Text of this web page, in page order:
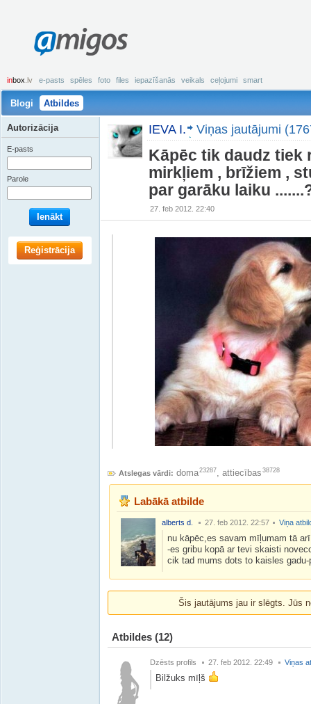
amigos
inbox .lv e-pasts spēles foto files iepazīšanās veikals ceļojumi smart
Blogi Atbildes
IEVA I. Viņas jautājumi
Kāpēc tik daudz tiek
mirkļiem , brīžiem ,
par garāku laiku
27. feb 2012. 22:40
Atslegas vārdi: doma23287, attiecības 38728
Labākā atbilde
alberts d. 27. feb 2012. 22:57 Viņa
nu kāpēc,es savam mīļumam tā
-es gribu kopā ar tevi skaisti
cik tad mums dots to kaisles
Šis jautājums jau ir slēgts. Jūs
Atbildes (12)
Dzēsts profils 27. feb 2012. 22:49 Viņas
Bilžuks mīļš
Autorizācija
E-pasts
Parole
Ienākt
Reģistrācija